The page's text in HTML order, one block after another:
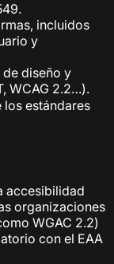
incluidos
y
diseño y
WCAG 2.2…).
estándares
accesibilidad
organizaciones
WGAC 2.2)
con el EAA